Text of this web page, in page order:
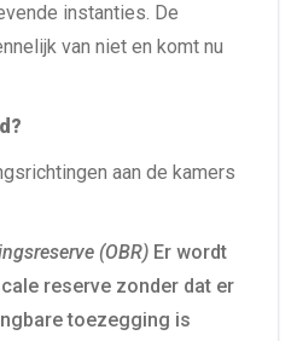
instanties. De
van niet en komt nu
aan de kamers
(OBR) Er wordt
reserve zonder dat er
toezegging is